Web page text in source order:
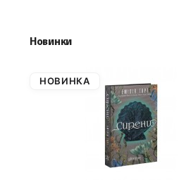
Новинки
НОВИНКА